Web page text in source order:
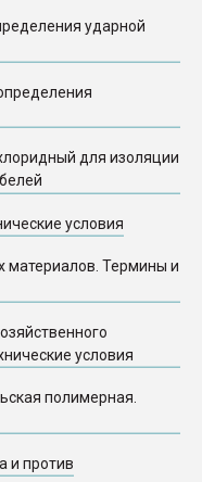
ударной
для изоляции
условия
материалов. Термины и
условия
полимерная.
и против